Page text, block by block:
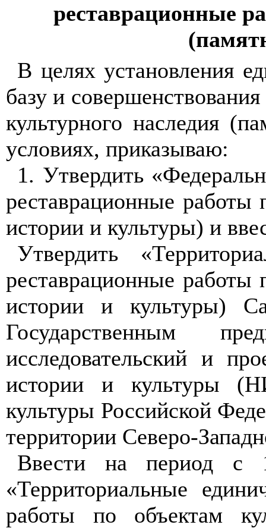
реставрационные
В целях установления
базу и
культурного наследия
условиях, приказываю:
1. Утвердить
реставрационные работы
истории и культуры) и
Утвердить
реставрационные работы
истории и культуры)
Государственным
исследовательский и
истории и культуры
культуры Российской
территории Северо-
Ввести на период с
«Территориальные
работы по объектам